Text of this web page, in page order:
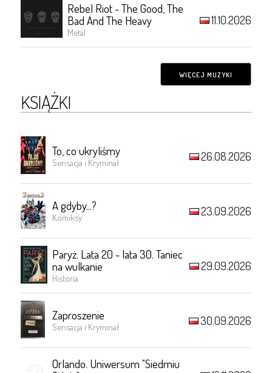
Rebel Riot - The Good, The
Bad And The Heavy
Metal
11.10.2026
WIĘCEJ MUZYKI
KSIĄŻKI
To, co ukryliśmy
Sensacja i Kryminał 26.08.2026
A gdyby...?
Komiksy 23.09.2026
Paryż. Lata 20 - lata 30. Taniec
na wulkanie
Historia
29.09.2026
Zaproszenie
Sensacja i Kryminał 30.09.2026
Orlando. Uniwersum "Siedmiu